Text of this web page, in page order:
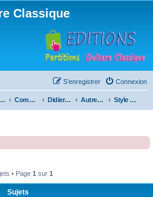
Classique
Connexion
S’enregistrer
du forum Compositions Didierland Autres musiques Style anciens
• Page 1 sur 1
Sujets